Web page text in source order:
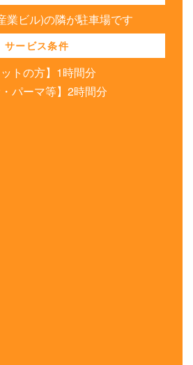
業ビル)の隣が駐車場です
サービス条件
ットの方】1時間分
・パーマ等】2時間分